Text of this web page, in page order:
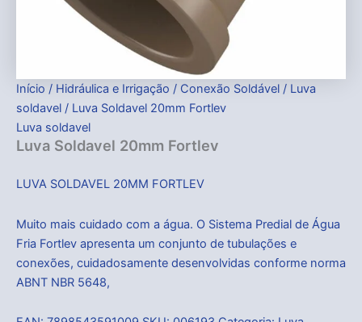
Início / Hidráulica e Irrigação / Conexão Soldável / Luva
soldavel / Luva Soldavel 20mm Fortlev
Luva soldavel
Luva Soldavel 20mm Fortlev
LUVA SOLDAVEL 20MM FORTLEV
Muito mais cuidado com a água. O Sistema Predial de Água
Fria Fortlev apresenta um conjunto de tubulações e
conexões, cuidadosamente desenvolvidas conforme norma
ABNT NBR 5648,